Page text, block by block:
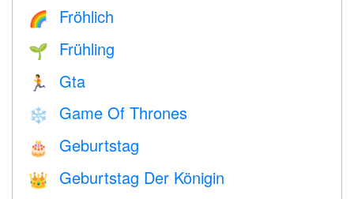
🌈 Fröhlich
🌱 Frühling
🏃 Gta
❄️ Game Of Thrones
🎂 Geburtstag
👑
Geburtstag Der Königin